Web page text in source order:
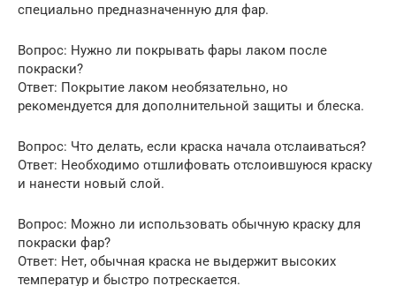
специально предназначенную для фар.
Вопрос: Нужно ли покрывать фары лаком после
покраски?
Ответ: Покрытие лаком необязательно, но
рекомендуется для дополнительной защиты и блеска.
Вопрос: Что делать, если краска начала отслаиваться?
Ответ: Необходимо отшлифовать отслоившуюся краску
и нанести новый слой.
Вопрос: Можно ли использовать обычную краску для
покраски фар?
Ответ: Нет, обычная краска не выдержит высоких
температур и быстро потрескается.